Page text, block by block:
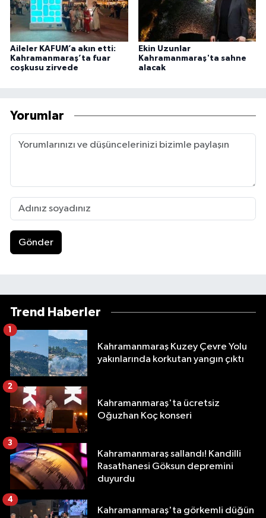
Aileler KAFUM’a akın etti:
Kahramanmaraş’ta fuar
coşkusu zirvede
Ekin Uzunlar
Kahramanmaraş'ta sahne
alacak
Yorumlar
Gönder
Trend Haberler
Kahramanmaraş Kuzey Çevre Yolu
yakınlarında korkutan yangın çıktı
1
Kahramanmaraş'ta ücretsiz
Oğuzhan Koç konseri
2
Kahramanmaraş sallandı! Kandilli
Rasathanesi Göksun depremini
duyurdu
3
Kahramanmaraş'ta görkemli düğün
4